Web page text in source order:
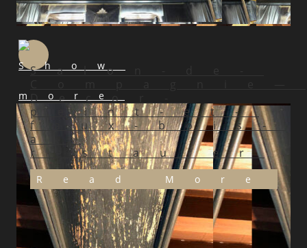
Salon-de-
Decor-
peint-et-
faux-bois-
a-
restaurer
Read More